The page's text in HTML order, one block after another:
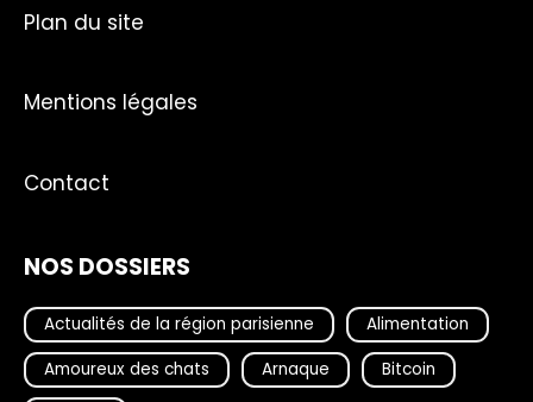
Plan du site
Mentions légales
Contact
NOS DOSSIERS
Actualités de la région parisienne
Alimentation
Amoureux des chats
Arnaque
Bitcoin